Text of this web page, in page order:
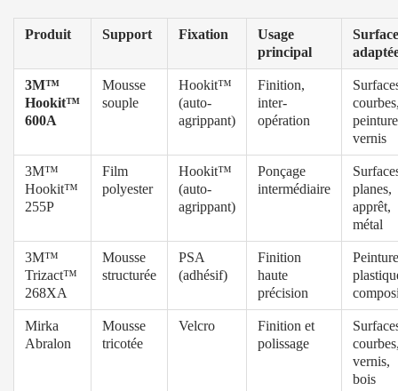
Produit Support Fixation
Usage
principal
3M™
Hookit™
600A
Mousse
souple
Hookit™
(auto-
agrippant)
Finition,
inter-
opération
vernis
3M™
Hookit™
255P
Film
polyester
Hookit™
(auto-
agrippant)
Ponçage
intermédiaire
planes,
apprêt,
métal
3M™
Trizact™
268XA
Mousse
structurée
PSA
(adhésif)
Finition
haute
précision
Mirka
Abralon
Mousse
tricotée
Velcro
Finition et
polissage
vernis,
bois